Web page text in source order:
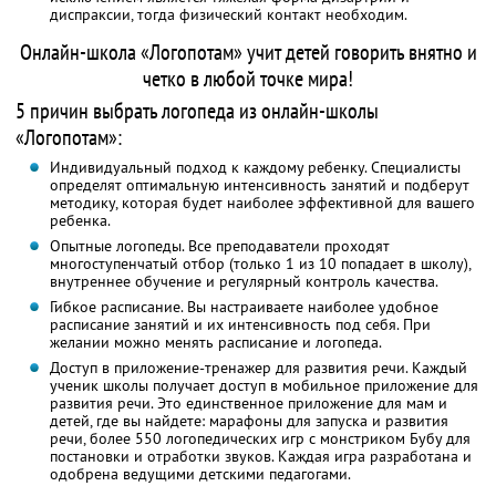
диспраксии, тогда физический контакт необходим.
Онлайн-школа «Логопотам» учит детей говорить внятно и
четко в любой точке мира!
5 причин выбрать логопеда из онлайн-школы
«Логопотам»:
Индивидуальный подход к каждому ребенку. Специалисты
определят оптимальную интенсивность занятий и подберут
методику, которая будет наиболее эффективной для вашего
ребенка.
Опытные логопеды. Все преподаватели проходят
многоступенчатый отбор (только 1 из 10 попадает в школу),
внутреннее обучение и регулярный контроль качества.
Гибкое расписание. Вы настраиваете наиболее удобное
расписание занятий и их интенсивность под себя. При
желании можно менять расписание и логопеда.
Доступ в приложение-тренажер для развития речи. Каждый
ученик школы получает доступ в мобильное приложение для
развития речи. Это единственное приложение для мам и
детей, где вы найдете: марафоны для запуска и развития
речи, более 550 логопедических игр с монстриком Бубу для
постановки и отработки звуков. Каждая игра разработана и
одобрена ведущими детскими педагогами.